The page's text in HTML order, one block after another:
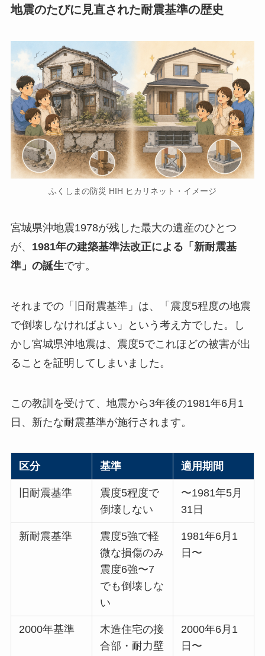
地震のたびに見直された耐震基準の歴史
ふくしまの防災 HIH ヒカリネット・イメージ
宮城県沖地震1978が残した最大の遺産のひとつ
が、 1981年の建築基準法改正による「新耐震基
準」の誕生です。
それまでの「旧耐震基準」は、「震度5程度の地震
で倒壊しなければよい」という考え方でした。し
かし宮城県沖地震は、震度5でこれほどの被害が出
ることを証明してしまいました。
この教訓を受けて、地震から3年後の1981年6月1
日、新たな耐震基準が施行されます。
区分 基準 適用期間
旧耐震基準
震度5程度で
倒壊しない
〜1981年5月
31日
新耐震基準
震度5強で軽
微な損傷のみ
震度6強〜7
でも倒壊しな
い
1981年6月1
日〜
2000年基準
木造住宅の接
合部・耐力壁
2000年6月1
日〜